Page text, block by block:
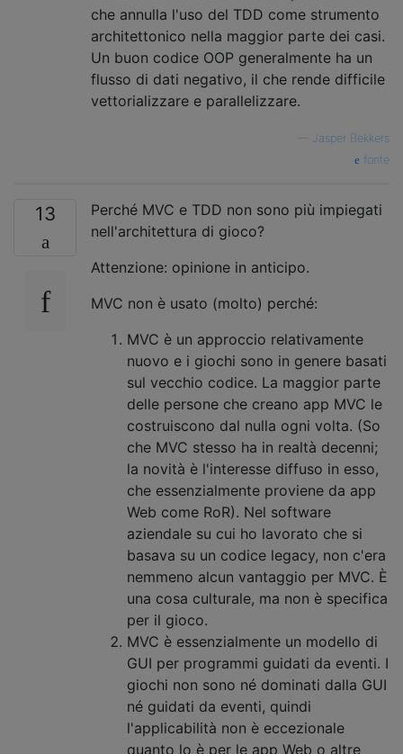
che annulla l'uso del TDD come strumento
architettonico nella maggior parte dei casi.
Un buon codice OOP generalmente ha un
flusso di dati negativo, il che rende difficile
vettorializzare e parallelizzare.
Jasper Bekkers
fonte
13
Perché MVC e TDD non sono più impiegati
nell'architettura di gioco?
Attenzione: opinione in anticipo.
MVC non è usato (molto) perché:
MVC è un approccio relativamente
nuovo e i giochi sono in genere basati
sul vecchio codice. La maggior parte
delle persone che creano app MVC le
costruiscono dal nulla ogni volta. (So ​​
che MVC stesso ha in realtà decenni;
la novità è l'interesse diffuso in esso,
che essenzialmente proviene da app
Web come RoR). Nel software
aziendale su cui ho lavorato che si
basava su un codice legacy, non c'era
nemmeno alcun vantaggio per MVC. È
una cosa culturale, ma non è specifica
per il gioco.
MVC è essenzialmente un modello di
GUI per programmi guidati da eventi. I
giochi non sono né dominati dalla GUI
né guidati da eventi, quindi
l'applicabilità non è eccezionale
quanto lo è per le app Web o altre